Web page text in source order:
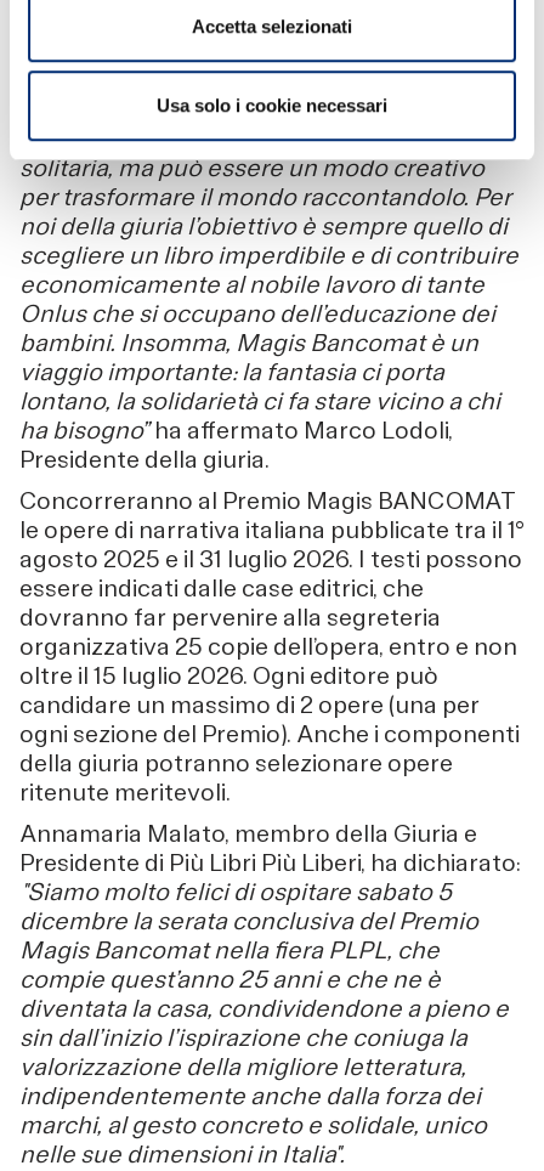
Accetta selezionati
Usa solo i cookie necessari
“Anche quest’anno riparte il Premio Magis
Bancomat, animato come sempre dalla
convinzione che l’arte non è ricerca del
successo, vanità, narcisismo, infelicità
solitaria, ma può essere un modo creativo
per trasformare il mondo raccontandolo. Per
noi della giuria l’obiettivo è sempre quello di
scegliere un libro imperdibile e di contribuire
economicamente al nobile lavoro di tante
Onlus che si occupano dell’educazione dei
bambini. Insomma, Magis Bancomat è un
viaggio importante: la fantasia ci porta
lontano, la solidarietà ci fa stare vicino a chi
ha bisogno”ha affermato Marco Lodoli,
Presidente della giuria.
Concorreranno al Premio Magis BANCOMAT
le opere di narrativa italiana pubblicate tra il 1°
agosto 2025 e il 31 luglio 2026. I testi possono
essere indicati dalle case editrici, che
dovranno far pervenire alla segreteria
organizzativa 25 copie dell’opera, entro e non
oltre il 15 luglio 2026. Ogni editore può
candidare un massimo di 2 opere (una per
ogni sezione del Premio). Anche i componenti
della giuria potranno selezionare opere
ritenute meritevoli.
Annamaria Malato, membro della Giuria e
Presidente di Più Libri Più Liberi, ha dichiarato:
"Siamo molto felici di ospitare sabato 5
dicembre la serata conclusiva del Premio
Magis Bancomat nella fiera PLPL, che
compie quest’anno 25 anni e che ne è
diventata la casa, condividendone a pieno e
sin dall’inizio l’ispirazione che coniuga la
valorizzazione della migliore letteratura,
indipendentemente anche dalla forza dei
marchi, al gesto concreto e solidale, unico
nelle sue dimensioni in Italia".